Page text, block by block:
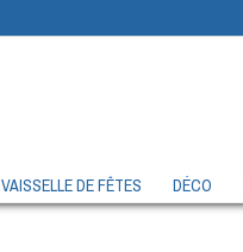
VAISSELLE DE FÊTES DÉCO